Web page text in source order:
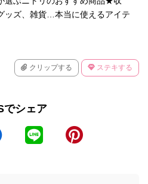
ッズ、雑貨…本当に使えるアイテ
クリップする ステキする
でシェア